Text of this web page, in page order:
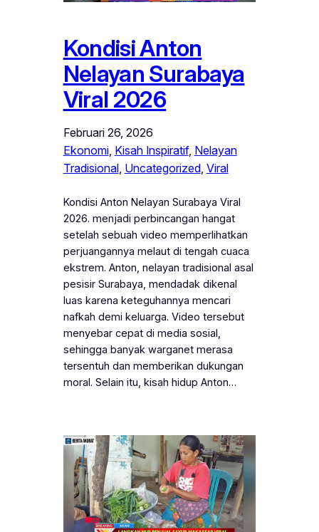
Kondisi Anton
Nelayan Surabaya
Viral 2026
Februari 26, 2026
Ekonomi, Kisah Inspiratif, Nelayan
Tradisional, Uncategorized, Viral
Kondisi Anton Nelayan Surabaya Viral
2026. menjadi perbincangan hangat
setelah sebuah video memperlihatkan
perjuangannya melaut di tengah cuaca
ekstrem. Anton, nelayan tradisional asal
pesisir Surabaya, mendadak dikenal
luas karena keteguhannya mencari
nafkah demi keluarga. Video tersebut
menyebar cepat di media sosial,
sehingga banyak warganet merasa
tersentuh dan memberikan dukungan
moral. Selain itu, kisah hidup Anton…